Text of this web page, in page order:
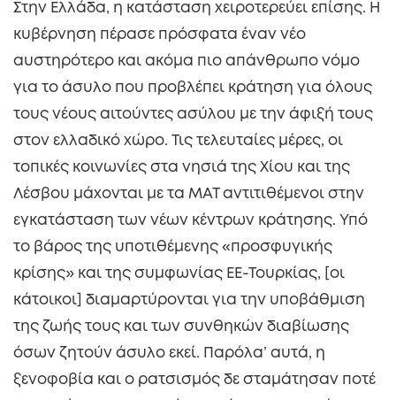
Στην Ελλάδα, η κατάσταση χειροτερεύει επίσης. Η
κυβέρνηση πέρασε πρόσφατα έναν νέο
αυστηρότερο και ακόμα πιο απάνθρωπο νόμο
για το άσυλο που προβλέπει κράτηση για όλους
τους νέους αιτούντες ασύλου με την άφιξή τους
στον ελλαδικό χώρο. Τις τελευταίες μέρες, οι
τοπικές κοινωνίες στα νησιά της Χίου και της
Λέσβου μάχονται με τα ΜΑΤ αντιτιθέμενοι στην
εγκατάσταση των νέων κέντρων κράτησης. Υπό
το βάρος της υποτιθέμενης «προσφυγικής
κρίσης» και της συμφωνίας ΕΕ-Τουρκίας, [οι
κάτοικοι] διαμαρτύρονται για την υποβάθμιση
της ζωής τους και των συνθηκών διαβίωσης
όσων ζητούν άσυλο εκεί. Παρόλα’ αυτά, η
ξενοφοβία και ο ρατσισμός δε σταμάτησαν ποτέ